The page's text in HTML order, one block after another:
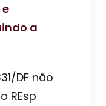
a
DF não
REsp